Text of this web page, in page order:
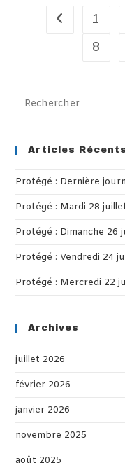
Go to the
1
8
Articles Récents
Protégé : Dernière
Protégé : Mardi 28
Protégé : Dimanche 26
Protégé : Vendredi 24
Protégé : Mercredi 22
Archives
juillet 2026
février 2026
janvier 2026
novembre 2025
août 2025